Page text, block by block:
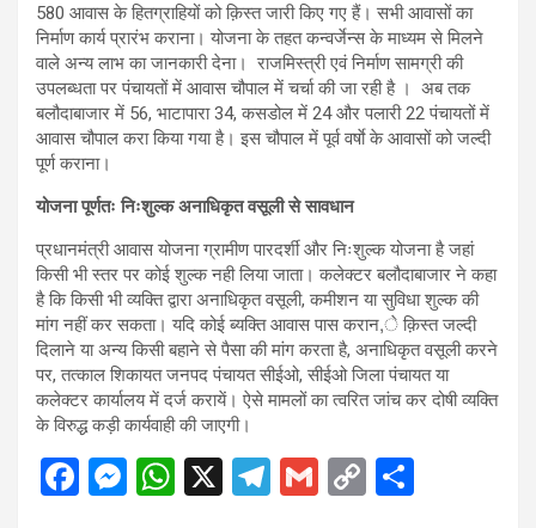
580 आवास के हितग्राहियों को क़िस्त जारी किए गए हैं। सभी आवासों का
निर्माण कार्य प्रारंभ कराना। योजना के तहत कन्वर्जेन्स के माध्यम से मिलने
वाले अन्य लाभ का जानकारी देना। राजमिस्त्री एवं निर्माण सामग्री की
उपलब्धता पर पंचायतों में आवास चौपाल में चर्चा की जा रही है । अब तक
बलौदाबाजार में 56, भाटापारा 34, कसडोल में 24 और पलारी 22 पंचायतों में
आवास चौपाल करा किया गया है। इस चौपाल में पूर्व वर्षाे के आवासों को जल्दी
पूर्ण कराना।
योजना पूर्णतः निःशुल्क अनाधिकृत वसूली से सावधान
प्रधानमंत्री आवास योजना ग्रामीण पारदर्शी और निःशुल्क योजना है जहां
किसी भी स्तर पर कोई शुल्क नही लिया जाता। कलेक्टर बलौदाबाजार ने कहा
है कि किसी भी व्यक्ति द्वारा अनाधिकृत वसूली, कमीशन या सुविधा शुल्क की
मांग नहीं कर सकता। यदि कोई ब्यक्ति आवास पास करान,े क़िस्त जल्दी
दिलाने या अन्य किसी बहाने से पैसा की मांग करता है, अनाधिकृत वसूली करने
पर, तत्काल शिकायत जनपद पंचायत सीईओ, सीईओ जिला पंचायत या
कलेक्टर कार्यालय में दर्ज करायें। ऐसे मामलों का त्वरित जांच कर दोषी व्यक्ति
के विरुद्ध कड़ी कार्यवाही की जाएगी।
F
M W X
T
G
C